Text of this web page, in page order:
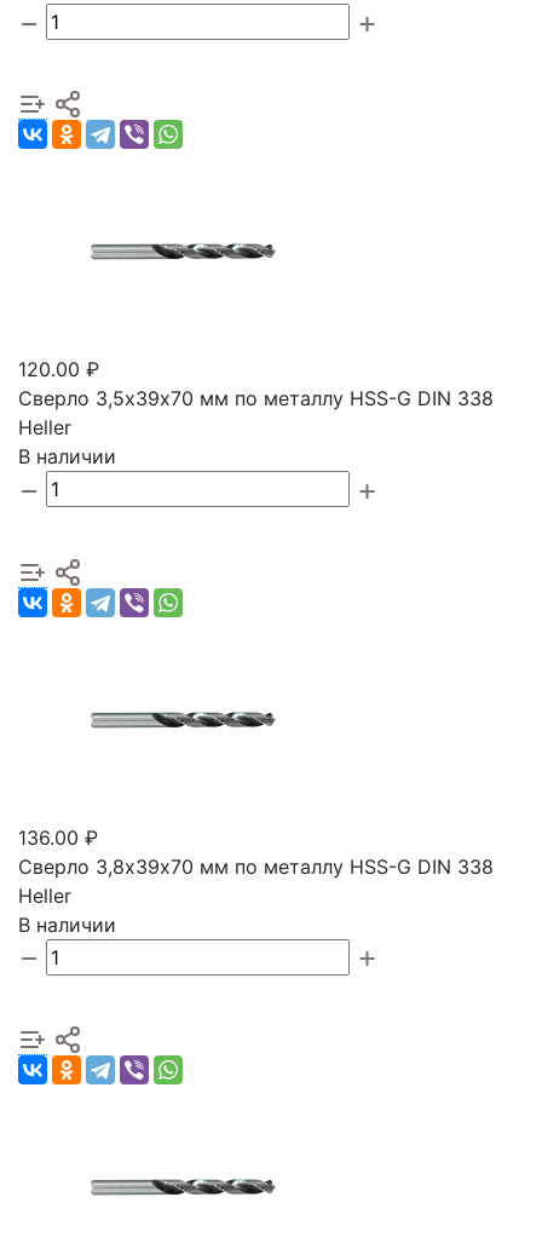
120.00 ₽
Сверло 3,5х39х70 мм по металлу HSS-G DIN 338
Heller
В наличии
136.00 ₽
Сверло 3,8х39х70 мм по металлу HSS-G DIN 338
Heller
В наличии